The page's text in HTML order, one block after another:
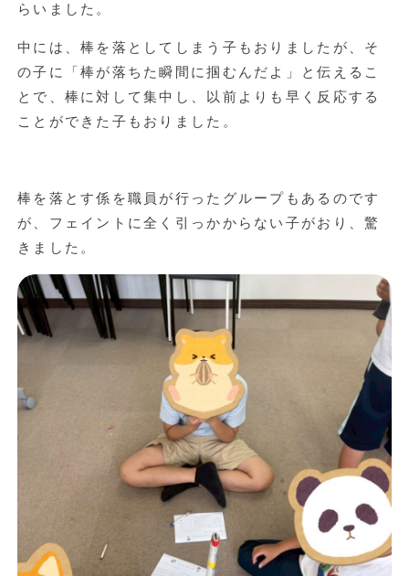
らいました。
中には、棒を落としてしまう子もおりましたが、そ
の子に「棒が落ちた瞬間に掴むんだよ」と伝えるこ
とで、棒に対して集中し、以前よりも早く反応する
ことができた子もおりました。
棒を落とす係を職員が行ったグループもあるのです
が、フェイントに全く引っかからない子がおり、驚
きました。